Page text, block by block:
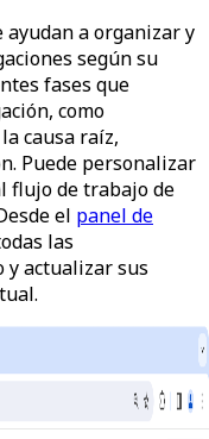
ayudan a organizar y
según su
fases que
como
causa raíz,
Puede personalizar
flujo de trabajo de
el panel de
las
y actualizar sus